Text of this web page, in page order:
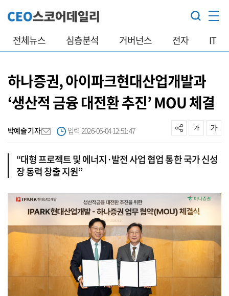
전체뉴스 심층분석 거버넌스 전자 IT
하나증권, 아이파크현대산업개발과
‘생산적 금융 대전환 추진’ MOU 체결
박예슬 기자 입력 2026-06-04 12:51:47
“대형 프로젝트 및 에너지·발전 사업 협업 통한 국가 신성
장 동력 창출 지원”